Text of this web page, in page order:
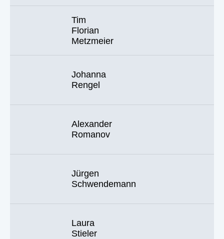
Tim
Florian
Metzmeier
Johanna
Rengel
Alexander
Romanov
Jürgen
Schwendemann
Laura
Stieler